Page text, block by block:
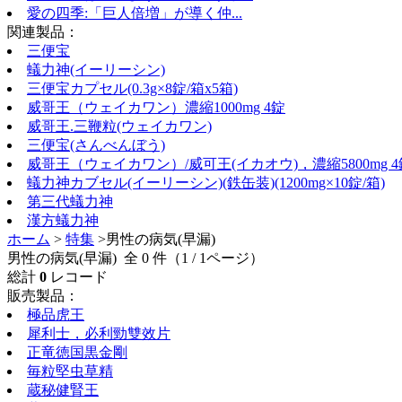
愛の四季:「巨人倍増」が導く仲...
関連製品：
三便宝
蟻力神(イーリーシン)
三便宝カプセル(0.3g×8錠/箱x5箱)
威哥王（ウェイカワン）濃縮1000mg 4錠
威哥王.三鞭粒(ウェイカワン)
三便宝(さんべんぼう)
威哥王（ウェイカワン）/威可王(イカオウ)，濃縮5800mg 4
蟻力神カブセル(イーリーシン)(鉄缶装)(1200mg×10錠/箱)
第三代蟻力神
漢方蟻力神
ホーム > 特集 >男性の病気(早漏)
男性の病気(早漏) 全 0 件（1 / 1ページ）
総計 0 レコード
販売製品：
極品虎王
犀利士，必利勁雙效片
正竜徳国黒金剛
毎粒堅虫草精
蔵秘健腎王